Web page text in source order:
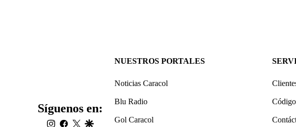
Síguenos en:
instagram
facebook
twittergoogle
NUESTROS PORTALES
Noticias Caracol
Blu Radio
Gol Caracol